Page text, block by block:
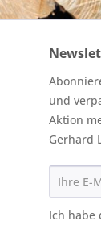
und
Aktion
Gerhard
Ich habe